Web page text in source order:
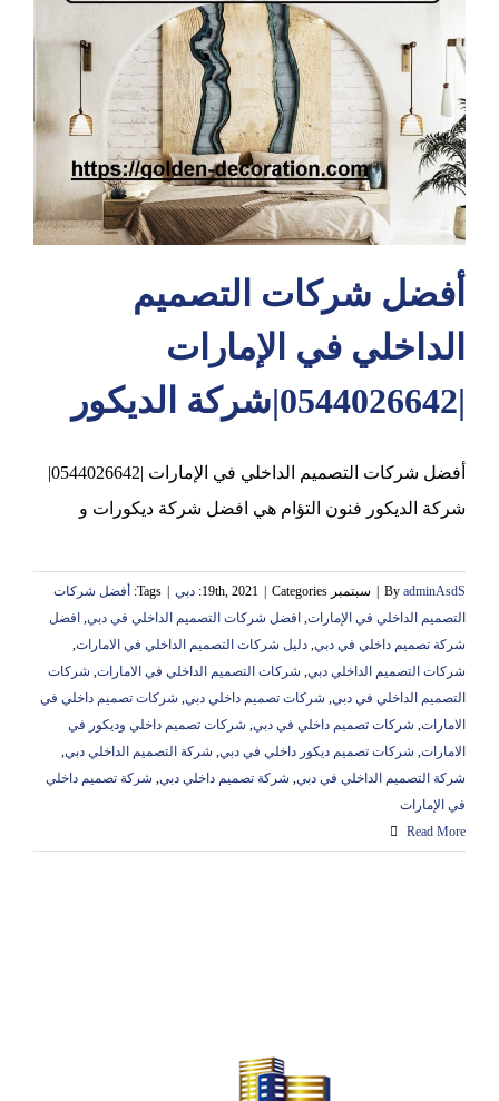
أفضل شركات التصميم
الداخلي في الإمارات
|0544026642|شركة الديكور
أفضل شركات التصميم الداخلي في الإمارات |0544026642|
شركة الديكور فنون التؤام هي افضل شركة ديكورات و
By adminAsdS سبتمبر 19th, 2021 Categories: دبي Tags:
أفضل شركات
التصميم الداخلي في الإمارات, افضل شركات التصميم الداخلي في دبي, افضل
شركة تصميم داخلي في دبي, دليل شركات التصميم الداخلي في الامارات,
شركات التصميم الداخلي دبي, شركات التصميم الداخلي في الامارات, شركات
التصميم الداخلي في دبي, شركات تصميم داخلي دبي, شركات تصميم داخلي في
الامارات, شركات تصميم داخلي في دبي, شركات تصميم داخلي وديكور في
الامارات, شركات تصميم ديكور داخلي في دبي, شركة التصميم الداخلي دبي,
شركة التصميم الداخلي في دبي, شركة تصميم داخلي دبي, شركة تصميم داخلي
في الإمارات
Read More